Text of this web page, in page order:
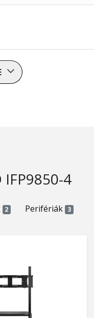
IFP9850-4
2 Perifériák 3